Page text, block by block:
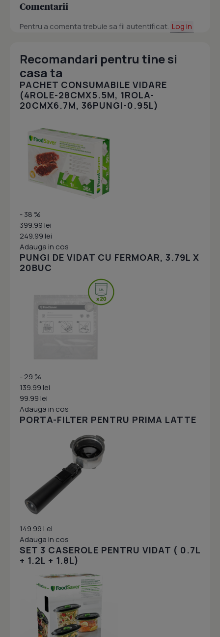
Comentarii
Pentru a comenta trebuie sa fii autentificat. Log in
Recomandari pentru tine si
casa ta
PACHET CONSUMABILE VIDARE
(4ROLE-28CMX5.5M, 1ROLA-
20CMX6.7M, 36PUNGI-0.95L)
- 38 %
399.99 lei
249.99 lei
Adauga in cos
PUNGI DE VIDAT CU FERMOAR, 3.79L X
20BUC
- 29 %
139.99 lei
99.99 lei
Adauga in cos
PORTA-FILTER PENTRU PRIMA LATTE
149.99 Lei
Adauga in cos
SET 3 CASEROLE PENTRU VIDAT ( 0.7L
+ 1.2L + 1.8L)